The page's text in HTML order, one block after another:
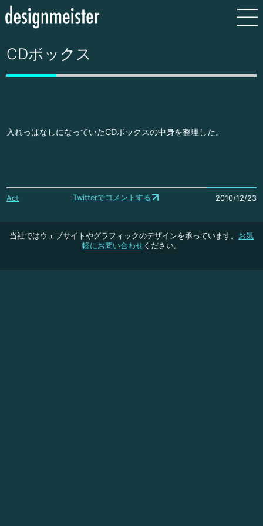
CDボックス
入れっぱなしになっていたCDボックスの中身を整理した。
Act Twitterでコメントする 2010/12/23
当社ではウェブサイトやグラフィックのデザインを承っています。 お気
軽にお問い合わせください。